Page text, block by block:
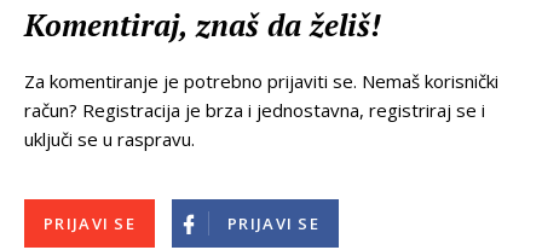
Komentiraj, znaš da želiš!
Za komentiranje je potrebno prijaviti se. Nemaš korisnički
račun? Registracija je brza i jednostavna, registriraj se i
uključi se u raspravu.
PRIJAVI SE PRIJAVI SE